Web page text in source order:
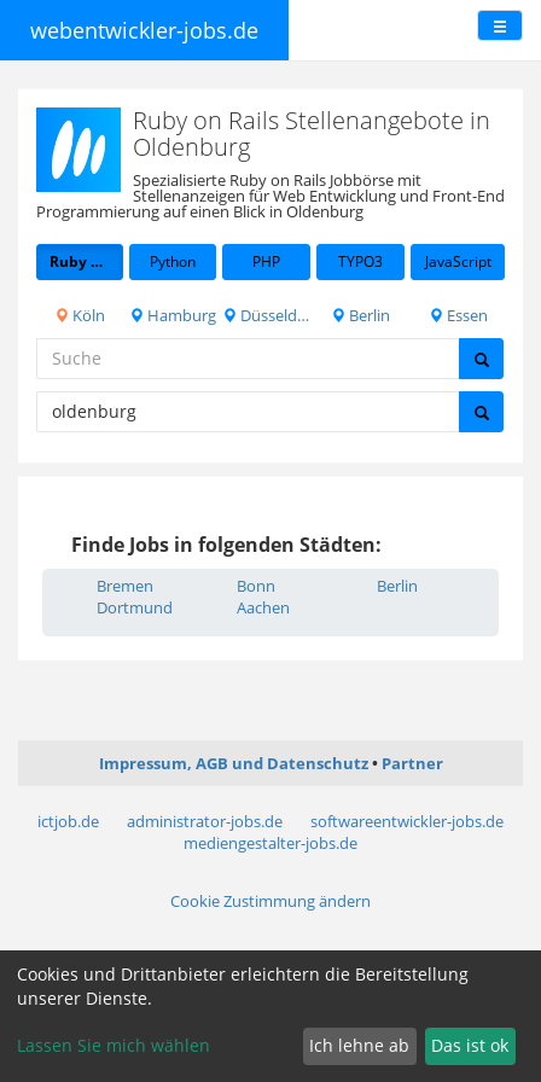
webentwickler-jobs.de
Ruby on Rails Stellenangebote in
Oldenburg
Spezialisierte Ruby on Rails Jobbörse mit
Stellenanzeigen für Web Entwicklung und Front-End
Programmierung auf einen Blick in Oldenburg
Ruby on Rails Python PHP TYPO3 JavaScript
Köln Hamburg Düsseldorf Berlin Essen
Finde Jobs in folgenden Städten:
Bremen
Dortmund
Bonn
Aachen
Berlin
Impressum, AGB und Datenschutz Partner
ictjob.de administrator-jobs.de
softwareentwickler-jobs.de
mediengestalter-jobs.de
Cookie Zustimmung ändern
Cookies und Drittanbieter erleichtern die Bereitstellung
unserer Dienste.
Lassen Sie mich wählen Ich lehne ab Das ist ok